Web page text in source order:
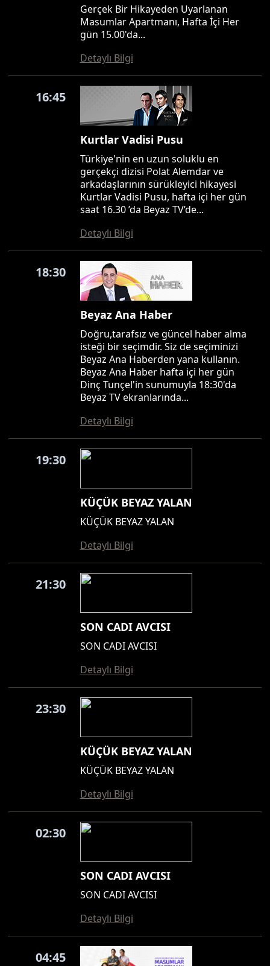
Gerçek Bir Hikayeden Uyarlanan
Masumlar Apartmanı, Hafta İçi Her
gün 15.00'da...
Detaylı Bilgi
16:45
Kurtlar Vadisi Pusu
Türkiye'nin en uzun soluklu en
gerçekçi dizisi Polat Alemdar ve
arkadaşlarının sürükleyici hikayesi
Kurtlar Vadisi Pusu, hafta içi her gün
saat 16.30 ’da Beyaz TV’de...
Detaylı Bilgi
18:30
Beyaz Ana Haber
Doğru,tarafsız ve güncel haber alma
isteği bir seçimdir. Siz de seçiminizi
Beyaz Ana Haberden yana kullanın.
Beyaz Ana Haber hafta içi her gün
Dinç Tunçel'in sunumuyla 18:30'da
Beyaz TV ekranlarında...
Detaylı Bilgi
19:30
KÜÇÜK BEYAZ YALAN
KÜÇÜK BEYAZ YALAN
Detaylı Bilgi
21:30
SON CADI AVCISI
SON CADI AVCISI
Detaylı Bilgi
23:30
KÜÇÜK BEYAZ YALAN
KÜÇÜK BEYAZ YALAN
Detaylı Bilgi
02:30
SON CADI AVCISI
SON CADI AVCISI
Detaylı Bilgi
04:45